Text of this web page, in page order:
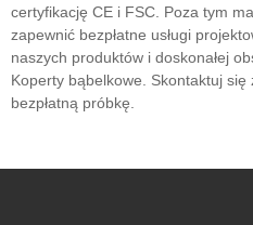
certyfikację CE i FSC. Poza tym
zapewnić bezpłatne usługi
naszych produktów i doskonałej
Koperty bąbelkowe. Skontaktuj
bezpłatną próbkę.